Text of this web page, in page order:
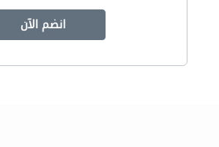
انضم الآن